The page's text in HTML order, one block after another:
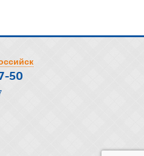
50